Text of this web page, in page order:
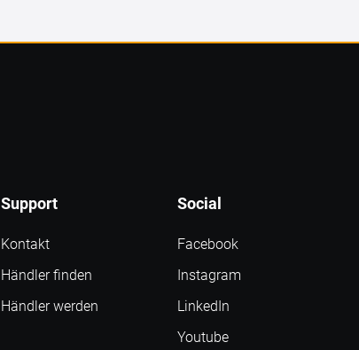
Support Social
Kontakt
Händler finden
Händler werden
Facebook
Youtube
LinkedIn
Instagram